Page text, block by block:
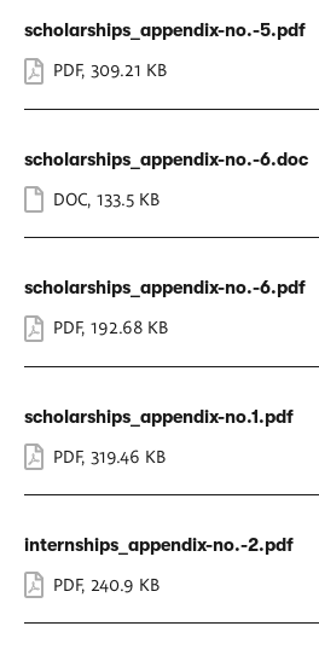
scholarships_appendix-no.-5.pdf
PDF, 309.21 KB
scholarships_appendix-no.-6.doc
DOC, 133.5 KB
scholarships_appendix-no.-6.pdf
PDF, 192.68 KB
scholarships_appendix-no.1.pdf
PDF, 319.46 KB
internships_appendix-no.-2.pdf
PDF, 240.9 KB